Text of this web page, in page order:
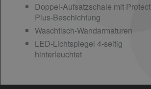
Doppel-Aufsatzschale mit Protect
Plus-Beschichtung
Waschtisch-Wandarmaturen
LED-Lichtspiegel 4-seitig
hinterleuchtet